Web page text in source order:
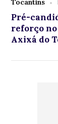
Tocantins
Pré-
reforço no
Axixá do